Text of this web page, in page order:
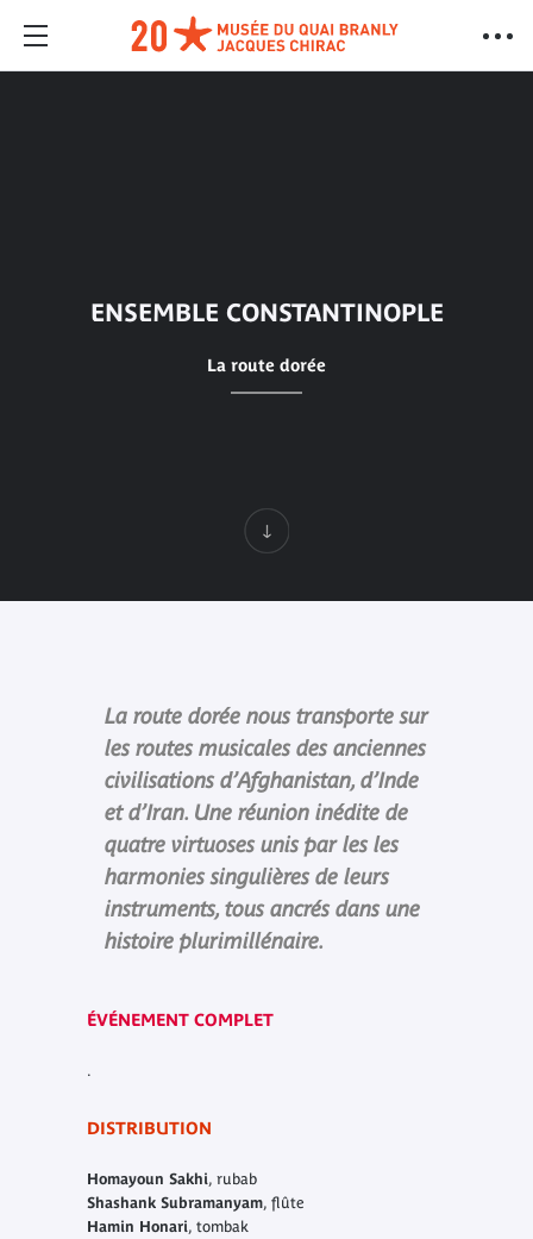
ENSEMBLE CONSTANTINOPLE
La route dorée
La route dorée nous transporte sur
les routes musicales des anciennes
civilisations d’Afghanistan, d’Inde
et d’Iran. Une réunion inédite de
quatre virtuoses unis par les les
harmonies singulières de leurs
instruments, tous ancrés dans une
histoire plurimillénaire.
ÉVÉNEMENT COMPLET
.
DISTRIBUTION
Homayoun Sakhi, rubab
Shashank Subramanyam, flûte
Hamin Honari, tombak